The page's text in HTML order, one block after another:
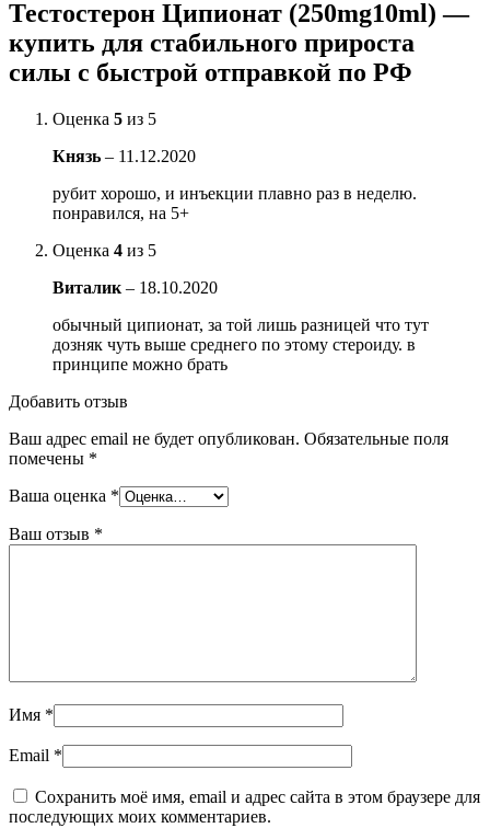
Тестостерон Ципионат (250mg10ml) —
купить для стабильного прироста
силы с быстрой отправкой по РФ
Оценка 5 из 5
Князь – 11.12.2020
рубит хорошо, и инъекции плавно раз в неделю.
понравился, на 5+
Оценка 4 из 5
Виталик – 18.10.2020
обычный ципионат, за той лишь разницей что тут
дозняк чуть выше среднего по этому стероиду. в
принципе можно брать
Добавить отзыв
Ваш адрес email не будет опубликован. Обязательные поля
помечены *
Ваша оценка *
Ваш отзыв *
Имя *
Email *
Сохранить моё имя, email и адрес сайта в этом браузере для
последующих моих комментариев.